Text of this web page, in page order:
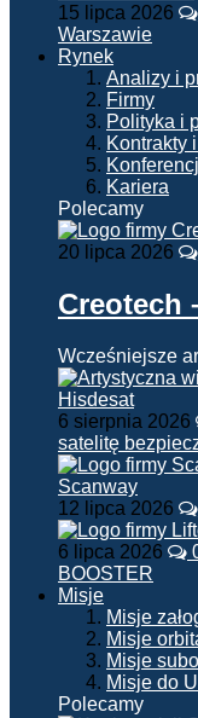
15 lipca 2026
Warszawie
Rynek
Analizy i
Firmy
Polityka i
Kontrakty
Kariera
Polecamy
20 lipca 2026
Creotech
Wcześniejsze
6 sierpnia 2026
satelitę
12 lipca 2026
6 lipca 2026
BOOSTER
Misje
Misje
Misje
Misje
Misje do
Polecamy